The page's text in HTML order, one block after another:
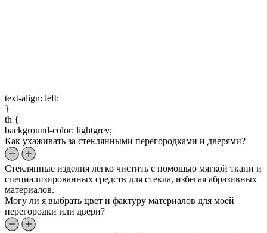
text-align: left;
}
th {
background-color: lightgrey;
Как ухаживать за стеклянными перегородками и дверями?
Стеклянные изделия легко чистить с помощью мягкой ткани и
специализированных средств для стекла, избегая абразивных
материалов.
Могу ли я выбрать цвет и фактуру материалов для моей
перегородки или двери?